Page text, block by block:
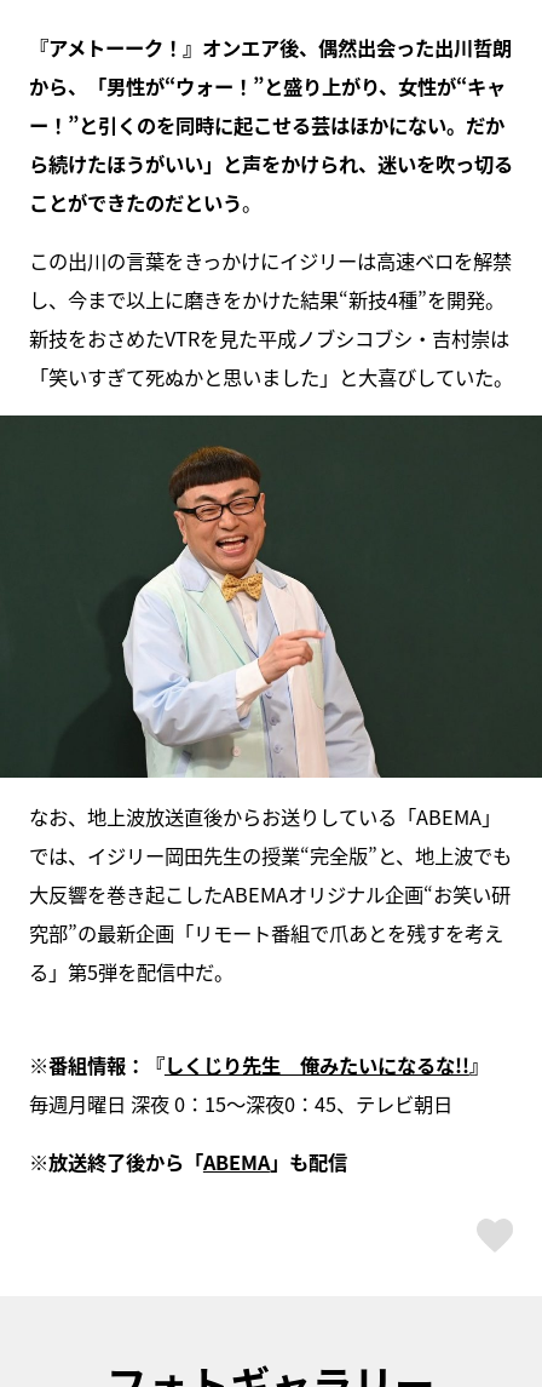
『アメトーーク！』オンエア後、偶然出会った出川哲朗
から、「男性が“ウォー！”と盛り上がり、女性が“キャ
ー！”と引くのを同時に起こせる芸はほかにない。だか
ら続けたほうがいい」と声をかけられ、迷いを吹っ切る
ことができたのだという。
この出川の言葉をきっかけにイジリーは高速ベロを解禁
し、今まで以上に磨きをかけた結果“新技4種”を開発。
新技をおさめたVTRを見た平成ノブシコブシ・吉村崇は
「笑いすぎて死ぬかと思いました」と大喜びしていた。
なお、地上波放送直後からお送りしている「ABEMA」
では、イジリー岡田先生の授業“完全版”と、地上波でも
大反響を巻き起こしたABEMAオリジナル企画“お笑い研
究部”の最新企画「リモート番組で爪あとを残すを考え
る」第5弾を配信中だ。
※番組情報：『しくじり先生 俺みたいになるな!!』
毎週月曜日 深夜 0：15～深夜0：45、テレビ朝日
※放送終了後から「ABEMA」も配信